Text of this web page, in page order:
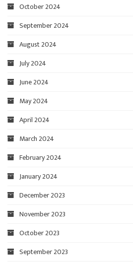
October 2024
September 2024
August 2024
July 2024
June 2024
May 2024
April 2024
March 2024
February 2024
January 2024
December 2023
November 2023
October 2023
September 2023